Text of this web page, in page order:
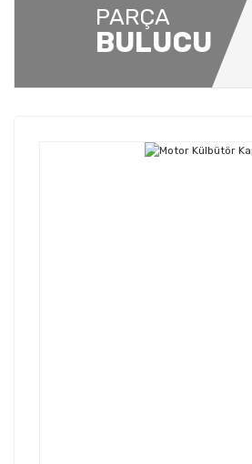
PARÇA
BULUCU